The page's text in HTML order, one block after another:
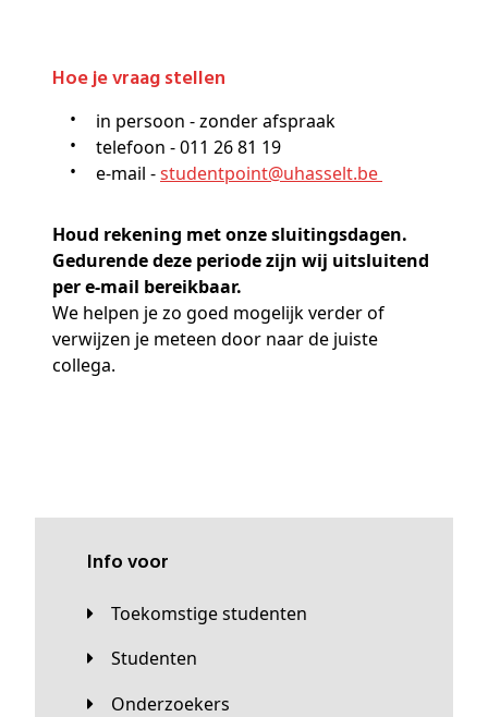
Hoe je vraag stellen
in persoon - zonder afspraak
telefoon - 011 26 81 19
e-mail -studentpoint@uhasselt.be
Houd rekening met onze sluitingsdagen.
Gedurende deze periode zijn wij uitsluitend
per e-mail bereikbaar.
We helpen je zo goed mogelijk verder of
verwijzen je meteen door naar de juiste
collega.
Info voor
Toekomstige studenten
Studenten
Onderzoekers